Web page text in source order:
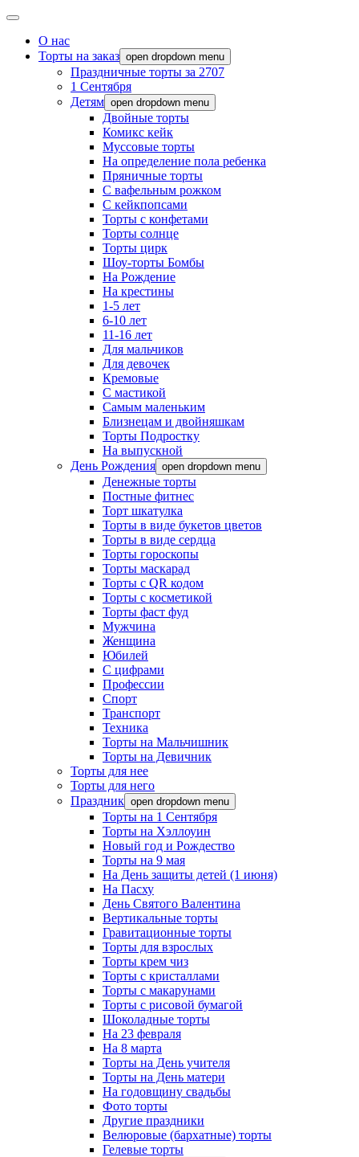
О нас
Торты на заказ open dropdown menu
Праздничные торты за 2707
1 Сентября
Детям open dropdown menu
Двойные торты
Комикс кейк
Муссовые торты
На определение пола ребенка
Пряничные торты
С вафельным рожком
С кейкпопсами
Торты с конфетами
Торты солнце
Торты цирк
Шоу-торты Бомбы
На Рождение
На крестины
1-5 лет
6-10 лет
11-16 лет
Для мальчиков
Для девочек
Кремовые
С мастикой
Самым маленьким
Близнецам и двойняшкам
Торты Подростку
На выпускной
День Рождения open dropdown menu
Денежные торты
Постные фитнес
Торт шкатулка
Торты в виде букетов цветов
Торты в виде сердца
Торты гороскопы
Торты маскарад
Торты с QR кодом
Торты с косметикой
Торты фаст фуд
Мужчина
Женщина
Юбилей
С цифрами
Профессии
Спорт
Транспорт
Техника
Торты на Мальчишник
Торты на Девичник
Торты для нее
Торты для него
Праздник open dropdown menu
Торты на 1 Сентября
Торты на Хэллоуин
Новый год и Рождество
Торты на 9 мая
На День защиты детей (1 июня)
На Пасху
День Святого Валентина
Вертикальные торты
Гравитационные торты
Торты для взрослых
Торты крем чиз
Торты с кристаллами
Торты с макарунами
Торты с рисовой бумагой
Шоколадные торты
На 23 февраля
На 8 марта
Торты на День учителя
Торты на День матери
На годовщину свадьбы
Фото торты
Другие праздники
Велюровые (бархатные) торты
Гелевые торты